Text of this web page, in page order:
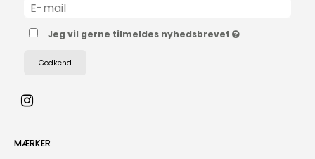
Jeg vil gerne tilmeldes nyhedsbrevet
Godkend
MÆRKER